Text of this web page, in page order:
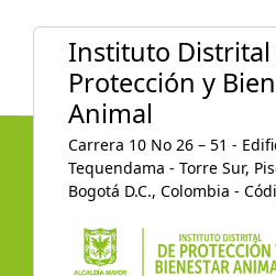
Instituto Distrital
Protección y
Animal
Carrera 10 No 26 – 51 -
Tequendama - Torre Sur,
Bogotá D.C., Colombia -